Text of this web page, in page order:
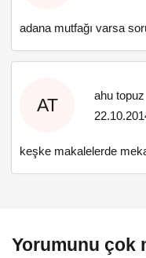
adana mutfağı varsa
AT
ahu topuz
keşke makalelerde
Yorumunu çok